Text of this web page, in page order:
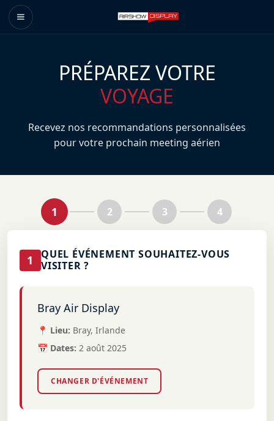
PRÉPAREZ VOTRE
VOYAGE
Recevez nos recommandations personnalisées
pour votre prochain meeting aérien
1 2 3 4
1
QUEL ÉVÉNEMENT SOUHAITEZ-VOUS
VISITER ?
Bray Air Display
📍 Lieu: Bray, Irlande
📅 Dates: 2 août 2025
CHANGER D'ÉVÉNEMENT